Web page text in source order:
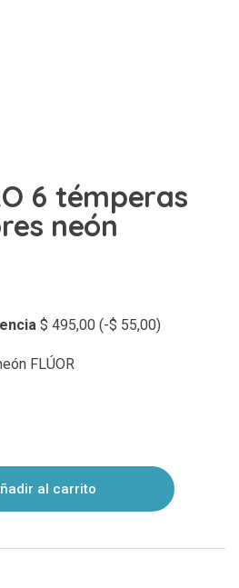
6 témperas
neón
$ 495,00 (-$ 55,00)
FLÚOR
al carrito